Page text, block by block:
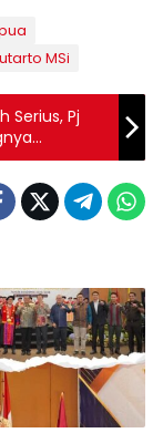
MSi
Serius, Pj